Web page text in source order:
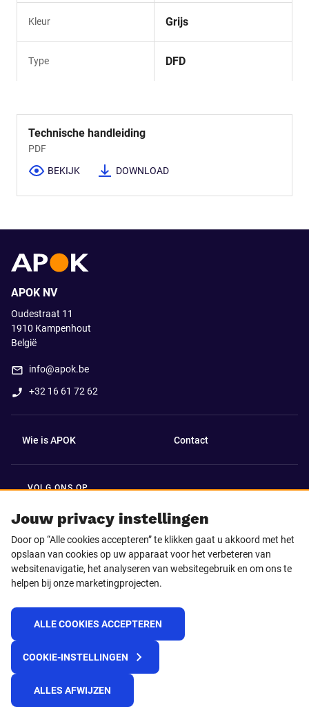
Kleur Grijs
Type DFD
Technische handleiding
PDF
BEKIJK DOWNLOAD
Jouw privacy instellingen
Door op “Alle cookies accepteren” te klikken gaat u akkoord met het
opslaan van cookies op uw apparaat voor het verbeteren van
websitenavigatie, het analyseren van websitegebruik en om ons te
helpen bij onze marketingprojecten.
ALLE COOKIES ACCEPTEREN
COOKIE-INSTELLINGEN
ALLES AFWIJZEN
APOK NV
Oudestraat 11
1910 Kampenhout
België
info@apok.be
+32 16 61 72 62
Wie is APOK Contact
VOLG ONS OP
Facebook LinkedIn
Instagram TikTok